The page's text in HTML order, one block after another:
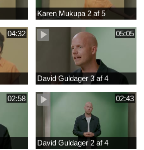
Karen Mukupa 2 af 5
04:32 05:05
David Guldager 3 af 4
02:58 02:43
David Guldager 2 af 4